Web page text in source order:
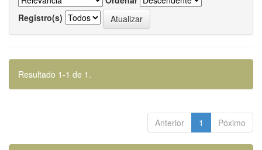
Registro(s)
Resultado 1-1 de 1.
Anterior 1 Póximo